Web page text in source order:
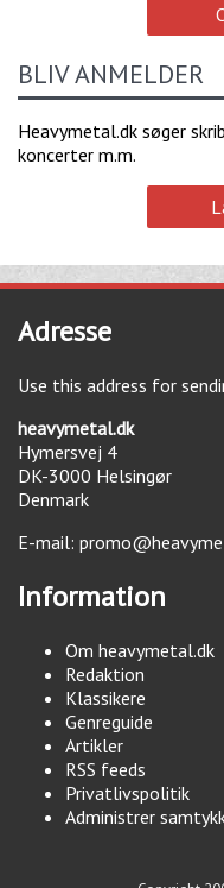
BLIV ANMELDER
Heavymetal.dk søger
koncerter m.m.
Adresse
Use this address for
heavymetal.dk
Hymersvej 4
DK-3000 Helsingør
Denmark
E-mail:
Information
Om heavymetal.dk
Redaktion
Klassikere
Genreguide
Artikler
RSS feeds
Privatlivspolitik
Administrer